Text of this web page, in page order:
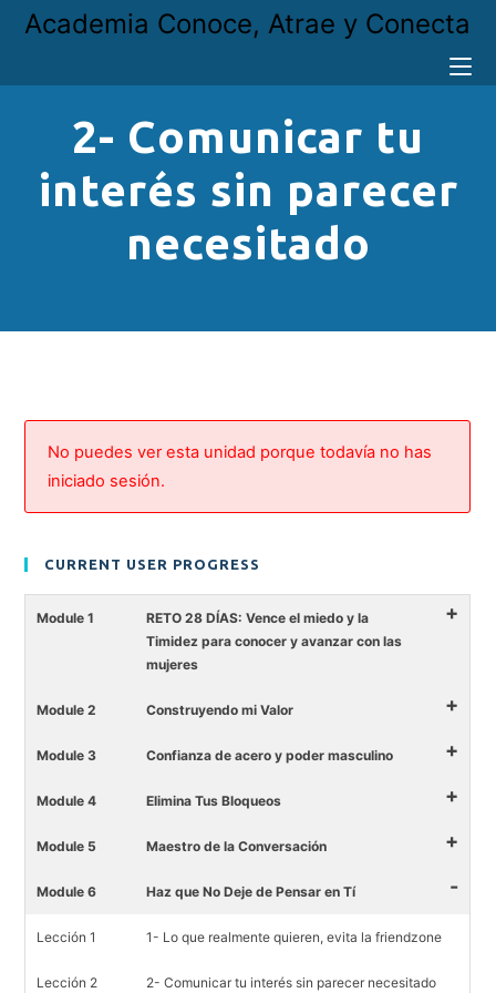
Academia Conoce, Atrae y Conecta
2- Comunicar tu
interés sin parecer
necesitado
No puedes ver esta unidad porque todavía no has
iniciado sesión.
CURRENT USER PROGRESS
Module 1
RETO 28 DÍAS: Vence el miedo y la
Timidez para conocer y avanzar con las
mujeres
+
Module 2 Construyendo mi Valor +
Module 3 Confianza de acero y poder masculino +
Module 4 Elimina Tus Bloqueos +
Module 5 Maestro de la Conversación +
Module 6 Haz que No Deje de Pensar en Tí -
Lección 1 1- Lo que realmente quieren, evita la friendzone
Lección 2 2- Comunicar tu interés sin parecer necesitado